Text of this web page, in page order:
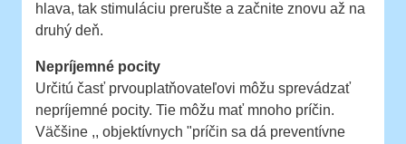
hlava, tak stimuláciu prerušte a začnite znovu až na
druhý deň.
Nepríjemné pocity
Určitú časť prvouplatňovateľovi môžu sprevádzať
nepríjemné pocity. Tie môžu mať mnoho príčin.
Väčšine ,, objektívnych "príčin sa dá preventívne